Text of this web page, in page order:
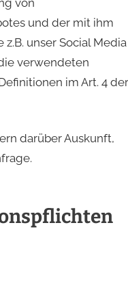
und der mit ihm
unser Social Media
verwendeten
im Art. 4 der
darüber Auskunft,